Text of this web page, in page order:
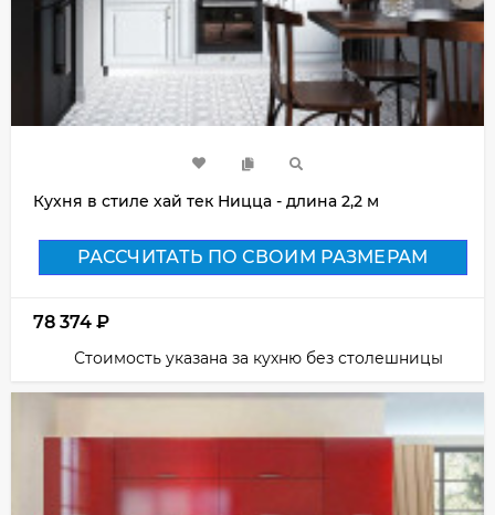
Кухня в стиле хай тек Ницца - длина 2,2 м
РАССЧИТАТЬ ПО СВОИМ РАЗМЕРАМ
78 374 ₽
Стоимость указана за кухню без столешницы